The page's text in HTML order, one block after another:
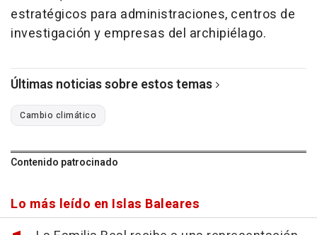
estratégicos para administraciones, centros de
investigación y empresas del archipiélago.
Últimas noticias sobre estos temas
Cambio climático
Contenido patrocinado
Lo más leído en Islas Baleares